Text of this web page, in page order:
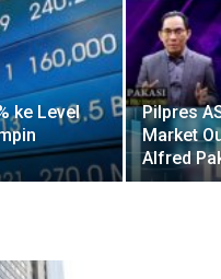
ke Level
Pilpres
Market
Alfred